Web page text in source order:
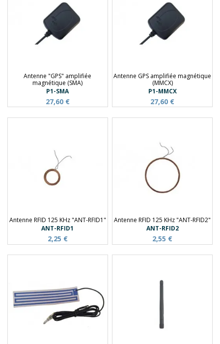
Antenne "GPS" amplifiée
magnétique (SMA)
P1-SMA
27,60 €
Antenne GPS amplifiée magnétique
(MMCX)
P1-MMCX
27,60 €
Antenne RFID 125 KHz "ANT-RFID1"
ANT-RFID1
2,25 €
Antenne RFID 125 KHz "ANT-RFID2"
ANT-RFID2
2,55 €